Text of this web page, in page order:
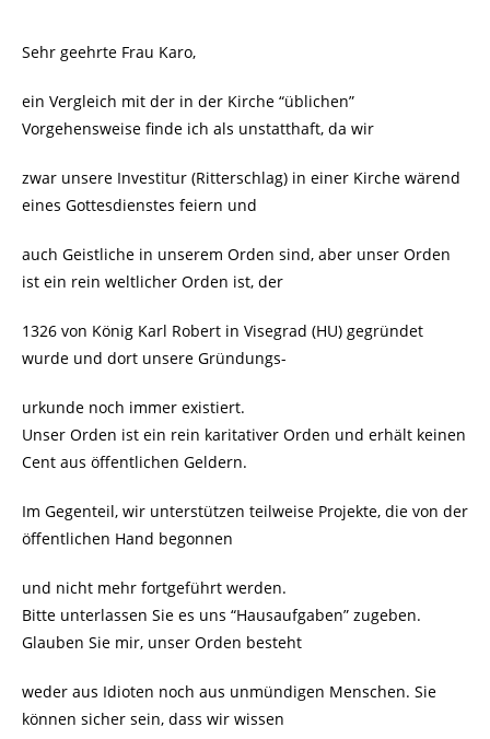
Sehr geehrte Frau Karo,
ein Vergleich mit der in der Kirche “üblichen”
Vorgehensweise finde ich als unstatthaft, da wir
zwar unsere Investitur (Ritterschlag) in einer Kirche wärend
eines Gottesdienstes feiern und
auch Geistliche in unserem Orden sind, aber unser Orden
ist ein rein weltlicher Orden ist, der
1326 von König Karl Robert in Visegrad (HU) gegründet
wurde und dort unsere Gründungs-
urkunde noch immer existiert.
Unser Orden ist ein rein karitativer Orden und erhält keinen
Cent aus öffentlichen Geldern.
Im Gegenteil, wir unterstützen teilweise Projekte, die von der
öffentlichen Hand begonnen
und nicht mehr fortgeführt werden.
Bitte unterlassen Sie es uns “Hausaufgaben” zugeben.
Glauben Sie mir, unser Orden besteht
weder aus Idioten noch aus unmündigen Menschen. Sie
können sicher sein, dass wir wissen